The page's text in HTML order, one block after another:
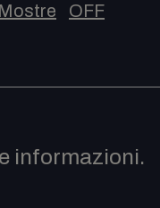
Mostre
OFF
informazioni.